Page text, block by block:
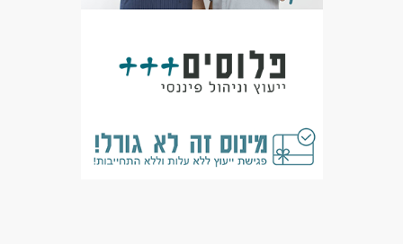
מאפייני משרה